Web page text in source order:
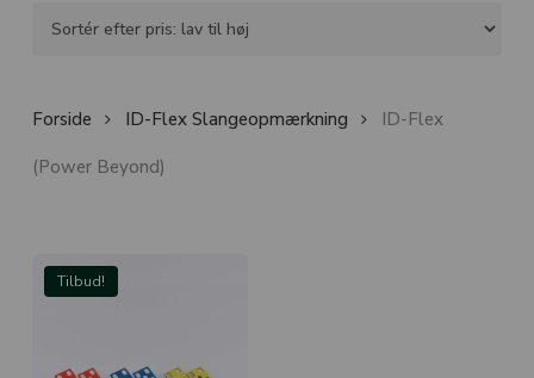
Forside ID-Flex Slangeopmærkning
ID-Flex
(Power Beyond)
Tilbud!